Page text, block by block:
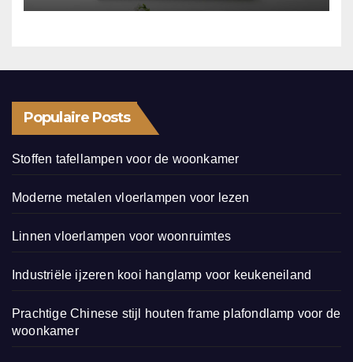
Populaire Posts
Stoffen tafellampen voor de woonkamer
Moderne metalen vloerlampen voor lezen
Linnen vloerlampen voor woonruimtes
Industriële ijzeren kooi hanglamp voor keukeneiland
Prachtige Chinese stijl houten frame plafondlamp voor de
woonkamer